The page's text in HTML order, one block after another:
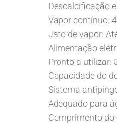
Descalcificação
Vapor contínuo:
Jato de vapor:
Alimentação
Pronto a utilizar:
Capacidade do
Sistema
Adequado para
Comprimento do